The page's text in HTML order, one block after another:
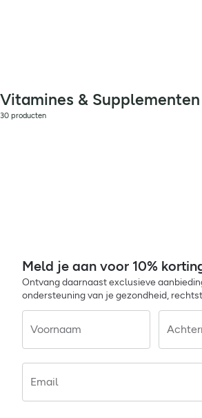
Vitamines & Supplementen
30 producten
Meld je aan voor 10%
Ontvang daarnaast exclusieve
ondersteuning van je gezondheid,
Voornaam
Email